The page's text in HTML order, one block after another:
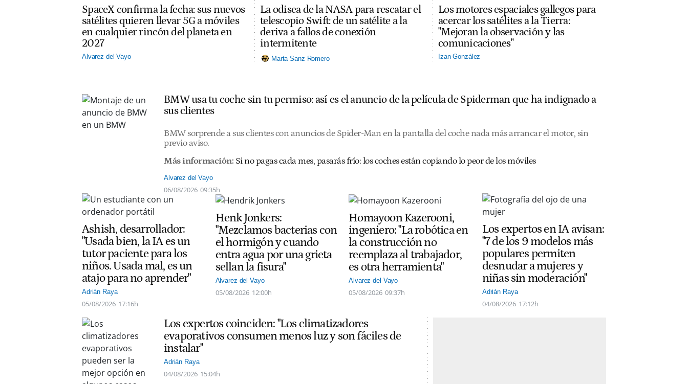
SpaceX confirma la fecha: sus nuevos
satélites quieren llevar 5G a móviles
en cualquier rincón del planeta en
2027
Alvarez del Vayo
La odisea de la NASA para rescatar el
telescopio Swift: de un satélite a la
deriva a fallos de conexión
intermitente
Marta Sanz Romero
Los motores espaciales gallegos para
acercar los satélites a la Tierra:
"Mejoran la observación y las
comunicaciones"
Izan González
BMW usa tu coche sin tu permiso: así es el anuncio de la película de Spiderman que ha indignado a
sus clientes
BMW sorprende a sus clientes con anuncios de Spider-Man en la pantalla del coche nada más arrancar el motor, sin
previo aviso.
Más información: Si no pagas cada mes, pasarás frío: los coches están copiando lo peor de los móviles
Alvarez del Vayo
06/08/2026 09:35h
Ashish, desarrollador:
"Usada bien, la IA es un
tutor paciente para los
niños. Usada mal, es un
atajo para no aprender"
Adrián Raya
05/08/2026 17:16h
Henk Jonkers:
"Mezclamos bacterias con
el hormigón y cuando
entra agua por una grieta
sellan la fisura"
Alvarez del Vayo
05/08/2026 12:00h
Homayoon Kazerooni,
ingeniero: "La robótica en
la construcción no
reemplaza al trabajador,
es otra herramienta"
Alvarez del Vayo
05/08/2026 09:37h
Los expertos en IA avisan:
"7 de los 9 modelos más
populares permiten
desnudar a mujeres y
niñas sin moderación"
Adrián Raya
04/08/2026 17:12h
Los expertos coinciden: "Los climatizadores
evaporativos consumen menos luz y son fáciles de
instalar"
Adrián Raya
04/08/2026 15:04h